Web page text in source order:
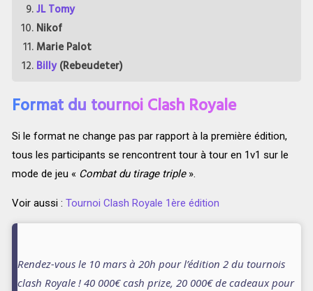
JL Tomy
Nikof
Marie Palot
Billy(Rebeudeter)
Format du tournoi Clash Royale
Si le format ne change pas par rapport à la première édition,
tous les participants se rencontrent tour à tour en 1v1 sur le
mode de jeu « Combat du tirage triple».
Voir aussi : Tournoi Clash Royale 1ère édition
Rendez-vous le 10 mars à 20h pour l’édition 2 du tournois
clash Royale ! 40 000€ cash prize, 20 000€ de cadeaux pour